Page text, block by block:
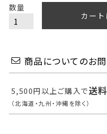
カー
商品についてのお
5,500円以上ご購入で送
（北海道・九州・沖縄を除く）